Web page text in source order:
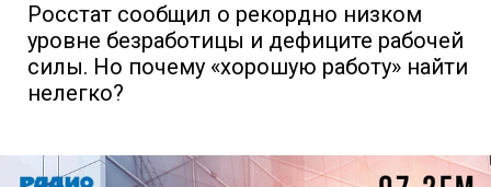
Росстат сообщил о рекордно низком
уровне безработицы и дефиците рабочей
силы. Но почему «хорошую работу» найти
нелегко?